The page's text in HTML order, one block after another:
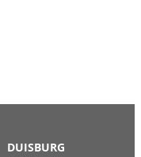
DUISBURG